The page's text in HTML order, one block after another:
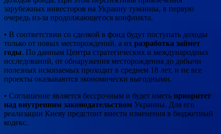
зарубежных инвесторов на Украину туманны, в первую
очередь из-за продолжающегося конфликта.
• В соответствии со сделкой в фонд будут поступать доходы
только от новых месторождений, а их разработка займет
годы. По данным Центра стратегических и международных
исследований, от обнаружения месторождения до добычи
полезных ископаемых проходит в среднем 18 лет, и не все
проекты оказываются экономически выгодными.
• Соглашение является бессрочным и будет иметь приоритет
над внутренним законодательством Украины. Для его
реализации Киеву предстоит внести изменения в бюджетный
кодекс.